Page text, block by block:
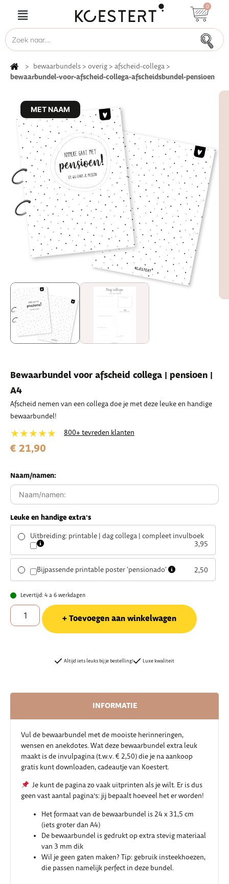
0
> bewaarbundels > overig > afscheid-collega >
bewaarbundel-voor-afscheid-collega-afscheidsbundel-pensioen
MET NAAM
Bewaarbundel voor afscheid collega | pensioen |
A4
Afscheid nemen van een collega doe je met deze leuke en handige
bewaarbundel!
★★★★★ 800+ tevreden klanten
€ 21,90
Naam/namen:
Leuke en handige extra's
Uitbreiding: printable | dag collega | compleet invulboek
3,95
Bijpassende printable poster 'pensionado' 2,50
Levertijd: 4 a 6 werkdagen
Toevoegen aan winkelwagen
Altijd iets leuks bij je bestelling! Luxe kwaliteit
INFORMATIE
Vul de bewaarbundel met de mooiste herinneringen,
wensen en anekdotes. Wat deze bewaarbundel extra leuk
maakt is de invulpagina (t.w.v. € 2,50) die je na aankoop
gratis kunt downloaden, cadeautje van Koestert.
Je kunt de pagina zo vaak uitprinten als je wilt. Er is dus
geen vast aantal pagina’s: jij bepaalt hoeveel het er worden!
Het formaat van de bewaarbundel is 24 x 31,5 cm
(iets groter dan A4)
De bewaarbundel is gedrukt op extra stevig materiaal
van 3 mm dik
Wil je geen gaten maken? Tip: gebruik insteekhoezen,
die passen namelijk perfect in deze bundel.